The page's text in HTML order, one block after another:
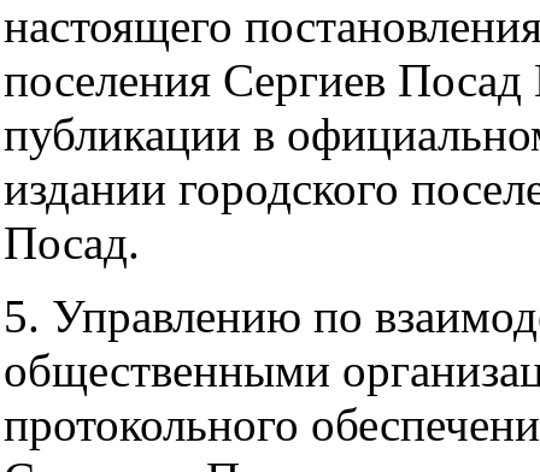
настоящего
поселения Сергиев
публикации в
издании городского
Посад.
5. Управлению по
общественными
протокольного